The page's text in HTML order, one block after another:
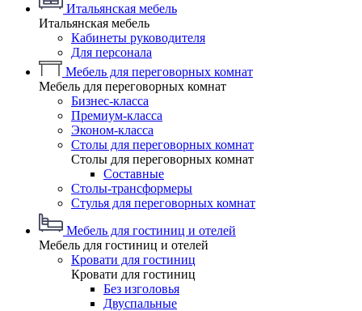
Итальянская мебель
Итальянская мебель
Кабинеты руководителя
Для персонала
Мебель для переговорных комнат
Мебель для переговорных комнат
Бизнес-класса
Премиум-класса
Эконом-класса
Столы для переговорных комнат
Столы для переговорных комнат
Составные
Столы-трансформеры
Стулья для переговорных комнат
Мебель для гостиниц и отелей
Мебель для гостиниц и отелей
Кровати для гостиниц
Кровати для гостиниц
Без изголовья
Двуспальные